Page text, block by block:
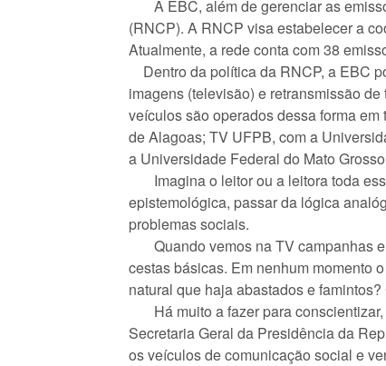
A EBC, além de gerenciar as
(RNCP). A RNCP visa estabelecer a
Atualmente, a rede conta com 38
Dentro da política da RNCP, a EBC
imagens (televisão) e retransmissão
veículos são operados dessa forma
de Alagoas; TV UFPB, com a
a Universidade Federal do Mato
Imagina o leitor ou a leitora toda
epistemológica, passar da lógica
problemas sociais.
Quando vemos na TV campanhas
cestas básicas. Em nenhum momento
natural que haja abastados e
Há muito a fazer para conscientizar,
Secretaria Geral da Presidência da
os veículos de comunicação social e